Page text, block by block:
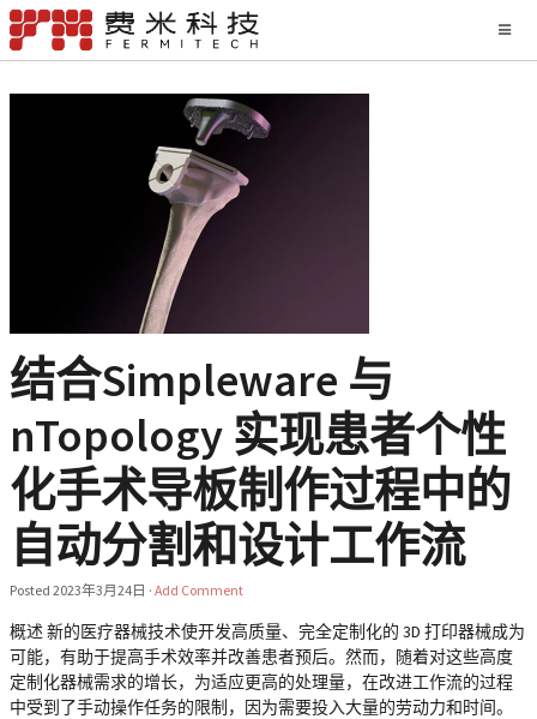
结合Simpleware 与
nTopology 实现患者个性
化手术导板制作过程中的
自动分割和设计工作流
Posted 2023年3月24日 · Add Comment
概述 新的医疗器械技术使开发高质量、完全定制化的 3D 打印器械成为
可能，有助于提高手术效率并改善患者预后。然而，随着对这些高度
定制化器械需求的增长，为适应更高的处理量，在改进工作流的过程
中受到了手动操作任务的限制，因为需要投入大量的劳动力和时间。